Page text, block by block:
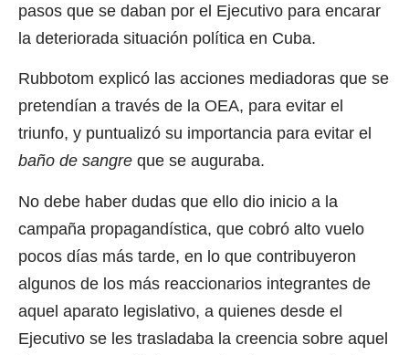
pasos que se daban por el Ejecutivo para encarar
la deteriorada situación política en Cuba.
Rubbotom explicó las acciones mediadoras que se
pretendían a través de la OEA, para evitar el
triunfo, y puntualizó su importancia para evitar el
baño de sangre que se auguraba.
No debe haber dudas que ello dio inicio a la
campaña propagandística, que cobró alto vuelo
pocos días más tarde, en lo que contribuyeron
algunos de los más reaccionarios integrantes de
aquel aparato legislativo, a quienes desde el
Ejecutivo se les trasladaba la creencia sobre aquel